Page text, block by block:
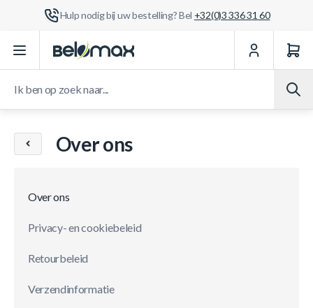
Hulp nodig bij uw bestelling? Bel +32(0)3 336 31 60
Ga naar de inhoud
Over ons
Over ons
Privacy- en cookiebeleid
Retourbeleid
Verzendinformatie